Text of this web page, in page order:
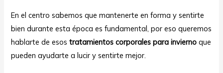
En el centro sabemos que mantenerte en forma y sentirte
bien durante esta época es fundamental, por eso queremos
hablarte de esostratamientos corporales para invierno que
pueden ayudarte a lucir y sentirte mejor.